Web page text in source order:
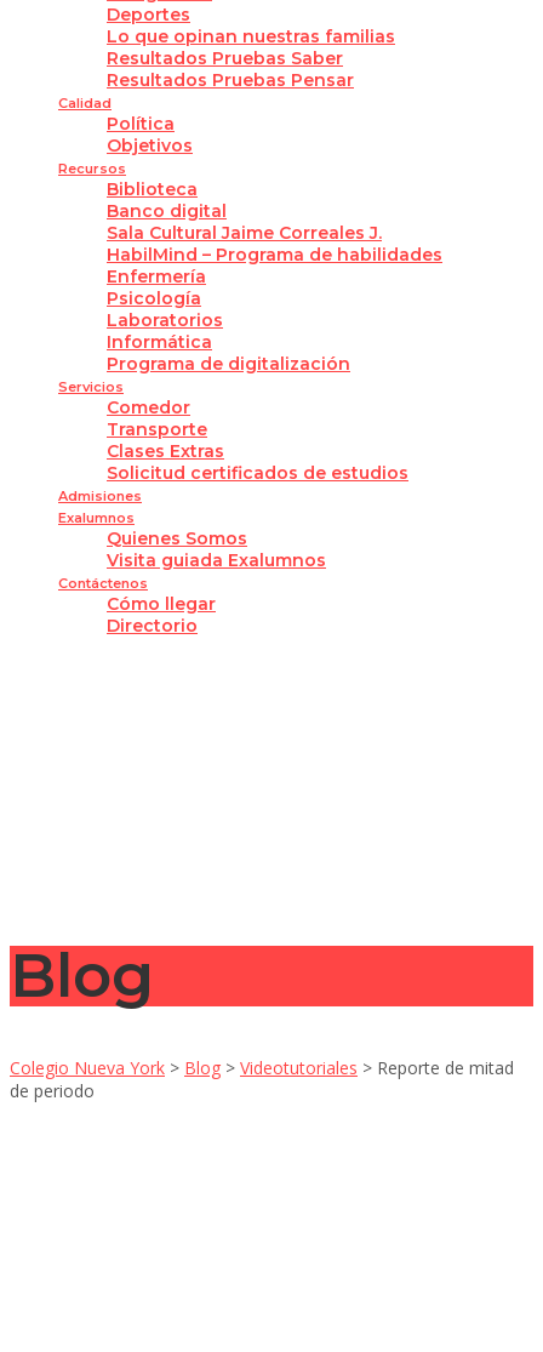
Deportes
Lo que opinan nuestras familias
Resultados Pruebas Saber
Resultados Pruebas Pensar
Calidad
Política
Objetivos
Recursos
Biblioteca
Banco digital
Sala Cultural Jaime Correales J.
HabilMind – Programa de habilidades
Enfermería
Psicología
Laboratorios
Informática
Programa de digitalización
Servicios
Comedor
Transporte
Clases Extras
Solicitud certificados de estudios
Admisiones
Exalumnos
Quienes Somos
Visita guiada Exalumnos
Contáctenos
Cómo llegar
Directorio
Blog
Colegio Nueva York > Blog > Videotutoriales > Reporte de mitad
de periodo